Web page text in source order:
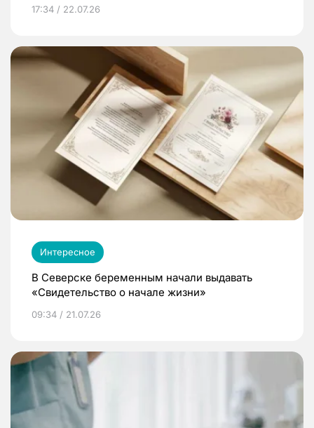
17:34 / 22.07.26
Интересное
В Северске беременным начали выдавать
«Свидетельство о начале жизни»
09:34 / 21.07.26